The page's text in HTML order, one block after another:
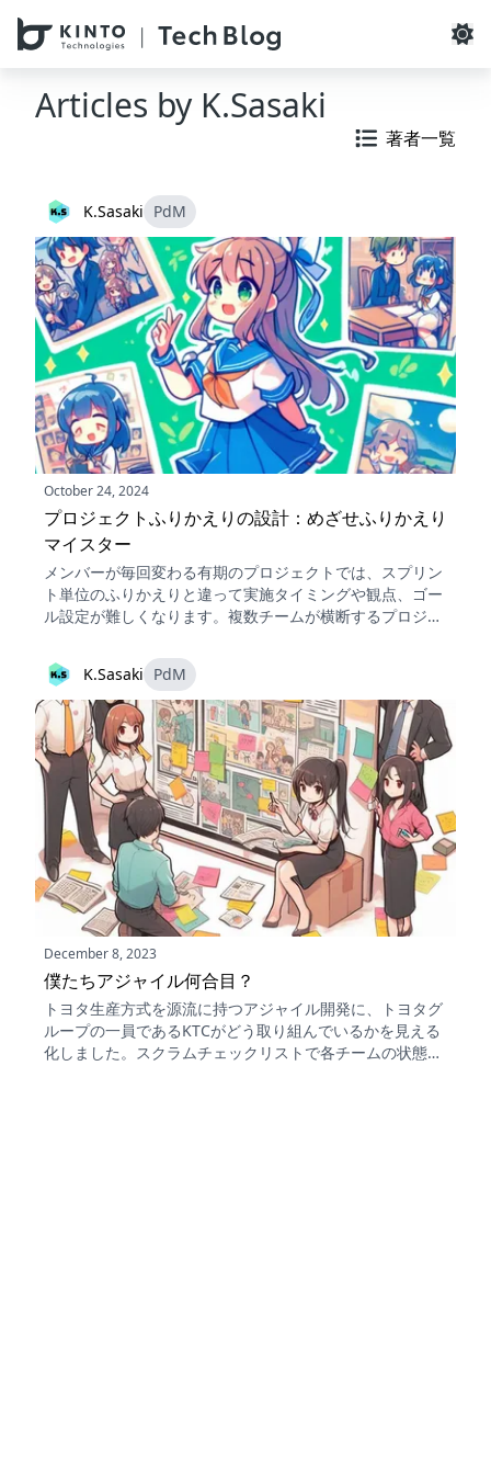
本文へスキップ / Skip to main content
Articles by K.Sasaki
著者一覧
K.Sasaki PdM
October 24, 2024
プロジェクトふりかえりの設計：めざせふりかえり
マイスター
メンバーが毎回変わる有期のプロジェクトでは、スプリン
ト単位のふりかえりと違って実施タイミングや観点、ゴー
ル設定が難しくなります。複数チームが横断するプロジェ
方の設計という順で組み立てた実例と結果を言語化しまし
た。
K.Sasaki PdM
December 8, 2023
僕たちアジャイル何合目？
トヨタ生産方式を源流に持つアジャイル開発に、トヨタグ
ループの一員であるKTCがどう取り組んでいるかを見える
化しました。スクラムチェックリストで各チームの状態を